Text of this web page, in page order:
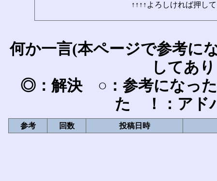
↑↑↑↑よろしければ押し
何か一言(本ページで参考に
してあ
◎：解決 ○：参考になっ
た ！：アド
参考 回数 投稿日時